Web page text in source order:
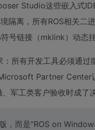
Studio这些嵌入式
隔离，所有ROS相关二
号链接（mklink）动态
所有开发工具必须通
Partner Center
军工类客户验收时成了决
而是“ROS on